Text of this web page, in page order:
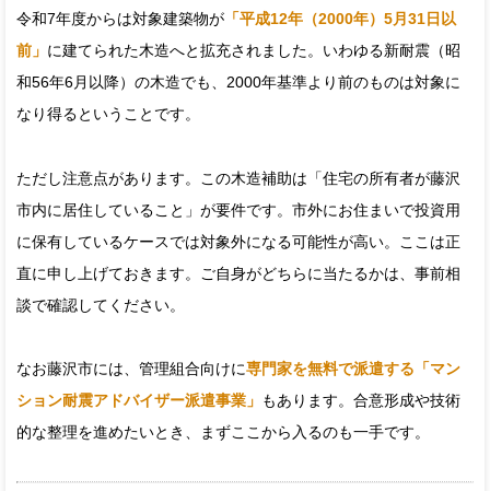
令和7年度からは対象建築物が 「平成12年（2000年）5月31日以
前」 に建てられた木造へと拡充されました。いわゆる新耐震（昭
和56年6月以降）の木造でも、2000年基準より前のものは対象に
なり得るということです。
ただし注意点があります。この木造補助は「住宅の所有者が藤沢
市内に居住していること」が要件です。市外にお住まいで投資用
に保有しているケースでは対象外になる可能性が高い。ここは正
直に申し上げておきます。ご自身がどちらに当たるかは、事前相
談で確認してください。
なお藤沢市には、管理組合向けに専門家を無料で派遣する「マン
ション耐震アドバイザー派遣事業」 もあります。合意形成や技術
的な整理を進めたいとき、まずここから入るのも一手です。